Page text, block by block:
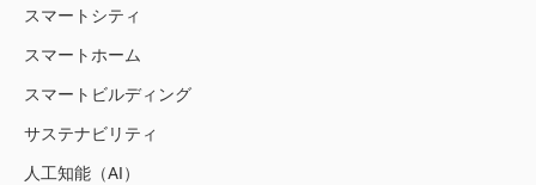
スマートシティ
スマートホーム
スマートビルディング
サステナビリティ
人工知能（AI）